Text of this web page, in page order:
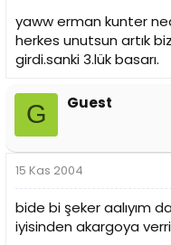
yaww erman kunter
herkes unutsun artık
girdi.sanki 3.lük basarı.
G Guest
15 Kas 2004
bide bi şeker aalıyım
iyisinden akargoya